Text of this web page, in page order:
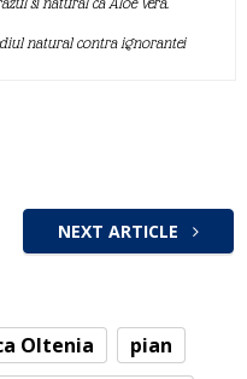
natural contra ignorantei
NEXT ARTICLE
Oltenia
pian